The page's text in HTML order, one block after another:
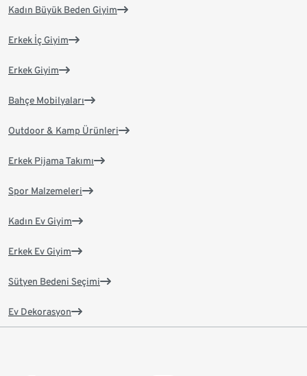
Kadın Büyük Beden Giyim
Erkek İç Giyim
Erkek Giyim
Bahçe Mobilyaları
Outdoor & Kamp Ürünleri
Erkek Pijama Takımı
Spor Malzemeleri
Kadın Ev Giyim
Erkek Ev Giyim
Sütyen Bedeni Seçimi
Ev Dekorasyon